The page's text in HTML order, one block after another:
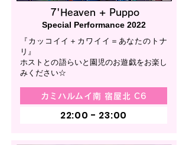
7'Heaven + Puppo
Special Performance 2022
『カッコイイ＋カワイイ＝あなたのトナ
リ』
ホストとの語らいと園児のお遊戯をお楽し
みください☆
カミハルムイ南 宿屋北 C6
22:00 - 23:00